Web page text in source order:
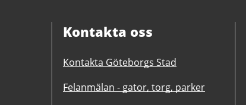
Kontakta oss
Kontakta Göteborgs Stad
Felanmälan - gator, torg, parker